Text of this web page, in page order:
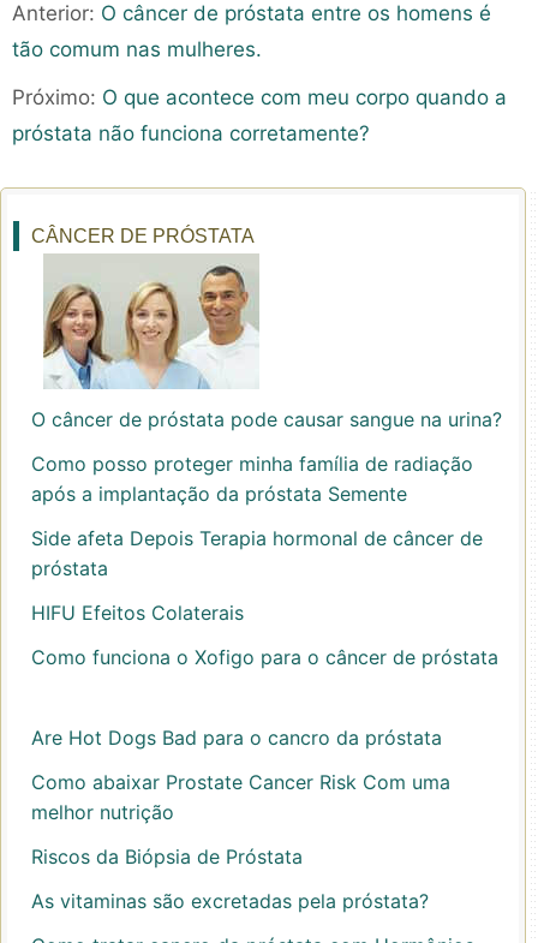
Anterior: O câncer de próstata entre os homens é
tão comum nas mulheres.
Próximo: O que acontece com meu corpo quando a
próstata não funciona corretamente?
CÂNCER DE PRÓSTATA
O câncer de próstata pode causar sangue na urina?
Como posso proteger minha família de radiação
após a implantação da próstata Semente
Side afeta Depois Terapia hormonal de câncer de
próstata
HIFU Efeitos Colaterais
Como funciona o Xofigo para o câncer de próstata
Are Hot Dogs Bad para o cancro da próstata
Como abaixar Prostate Cancer Risk Com uma
melhor nutrição
Riscos da Biópsia de Próstata
As vitaminas são excretadas pela próstata?